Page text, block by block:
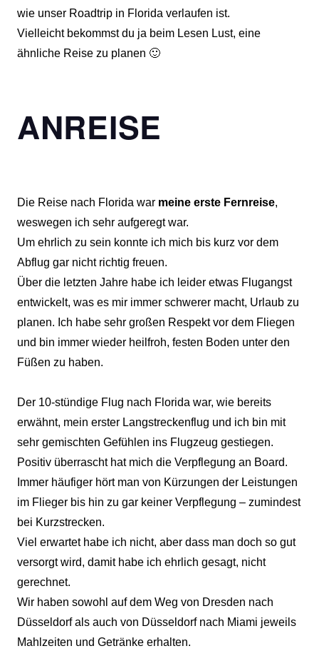
wie unser Roadtrip in Florida verlaufen ist.
Vielleicht bekommst du ja beim Lesen Lust, eine
ähnliche Reise zu planen 🙂
ANREISE
Die Reise nach Florida war meine erste Fernreise,
weswegen ich sehr aufgeregt war.
Um ehrlich zu sein konnte ich mich bis kurz vor dem
Abflug gar nicht richtig freuen.
Über die letzten Jahre habe ich leider etwas Flugangst
entwickelt, was es mir immer schwerer macht, Urlaub zu
planen. Ich habe sehr großen Respekt vor dem Fliegen
und bin immer wieder heilfroh, festen Boden unter den
Füßen zu haben.
Der 10-stündige Flug nach Florida war, wie bereits
erwähnt, mein erster Langstreckenflug und ich bin mit
sehr gemischten Gefühlen ins Flugzeug gestiegen.
Positiv überrascht hat mich die Verpflegung an Board.
Immer häufiger hört man von Kürzungen der Leistungen
im Flieger bis hin zu gar keiner Verpflegung – zumindest
bei Kurzstrecken.
Viel erwartet habe ich nicht, aber dass man doch so gut
versorgt wird, damit habe ich ehrlich gesagt, nicht
gerechnet.
Wir haben sowohl auf dem Weg von Dresden nach
Düsseldorf als auch von Düsseldorf nach Miami jeweils
Mahlzeiten und Getränke erhalten.